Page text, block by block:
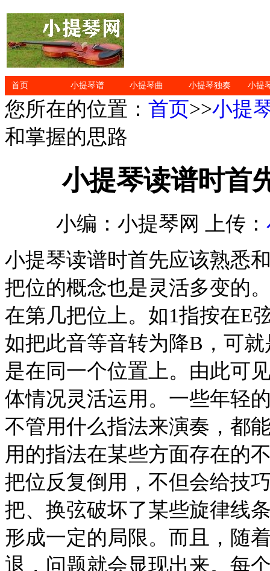
首页 小提琴谱 小提琴曲 小提琴独奏 小提
您所在的位置： 首页>>小提
和掌握的思路
小提琴读谱时首
小编：小提琴网 上传：
小提琴读谱时首先应该熟悉
把位的概念也是灵活多变的
在第几把位上。如1指按在E
如把此音等音转为降B，可
是在同一个位置上。由此可
体情况灵活运用。一些年轻
不管用什么指法来演奏，都
用的指法在某些方面存在的
把位反复倒用，不但会给技
把、换弦破坏了某些旋律线
形成一定的局限。而且，随
退，问题就会显现出来。每